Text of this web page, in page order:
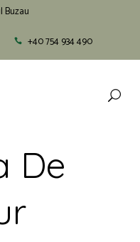
Buzau
+40 754 934 490
De